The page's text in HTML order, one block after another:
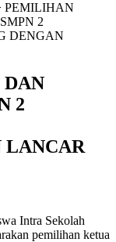
PEMILIHAN
2
DENGAN
2
LANCAR
Intra Sekolah
pemilihan ketua